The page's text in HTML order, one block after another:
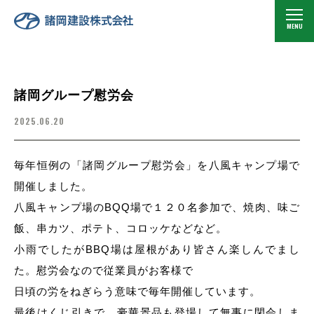
諸岡グループ慰労会
2025.06.20
毎年恒例の「諸岡グループ慰労会」を八風キャンプ場で
開催しました。
八風キャンプ場のBQQ場で１２０名参加で、焼肉、味ご
飯、串カツ、ポテト、コロッケなどなど。
小雨でしたがBBQ場は屋根があり皆さん楽しんでまし
た。慰労会なので従業員がお客様で
日頃の労をねぎらう意味で毎年開催しています。